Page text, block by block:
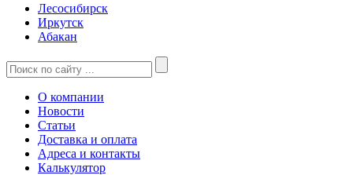
Лесосибирск
Иркутск
Абакан
О компании
Новости
Статьи
Доставка и оплата
Адреса и контакты
Калькулятор